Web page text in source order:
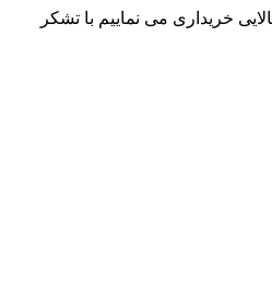
خریداری می نماییم با تشکر